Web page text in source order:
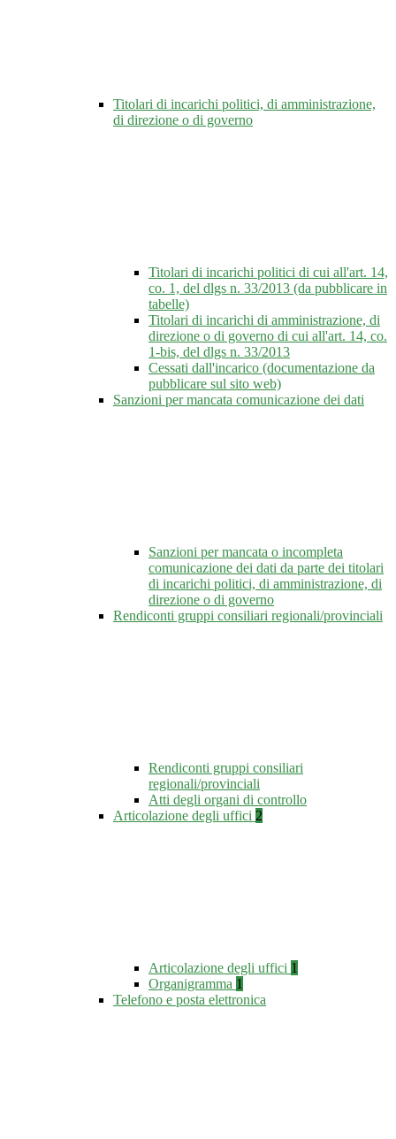
Titolari di incarichi politici, di amministrazione,
di direzione o di governo
Titolari di incarichi politici di cui all'art. 14,
co. 1, del dlgs n. 33/2013 (da pubblicare in
tabelle)
Titolari di incarichi di amministrazione, di
direzione o di governo di cui all'art. 14, co.
1-bis, del dlgs n. 33/2013
Cessati dall'incarico (documentazione da
pubblicare sul sito web)
Sanzioni per mancata comunicazione dei dati
Sanzioni per mancata o incompleta
comunicazione dei dati da parte dei titolari
di incarichi politici, di amministrazione, di
direzione o di governo
Rendiconti gruppi consiliari regionali/provinciali
Rendiconti gruppi consiliari
regionali/provinciali
Atti degli organi di controllo
Articolazione degli uffici 2
Articolazione degli uffici 1
Organigramma 1
Telefono e posta elettronica